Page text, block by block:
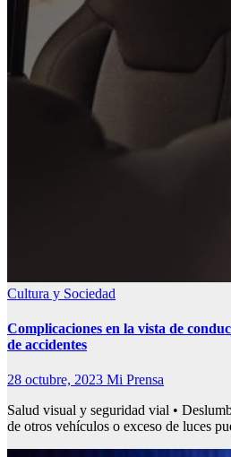
Cultura y Sociedad
Complicaciones en la vista de
de accidentes
28 octubre, 2023 Mi Prensa
Salud visual y seguridad vial •
de otros vehículos o exceso de luces